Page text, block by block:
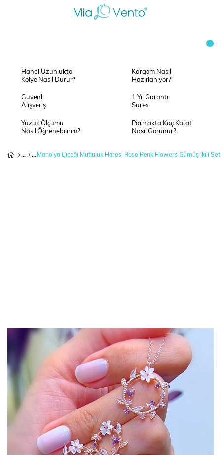
Hangi Uzunlukta
Kolye Nasıl Durur?
Kargom Nasıl
Hazırlanıyor?
Güvenli
Alışveriş
1 Yıl Garanti
Süresi
Yüzük Ölçümü
Nasıl Öğrenebilirim?
Parmakta Kaç Karat
Nasıl Görünür?
Manolya Çiçeği Mutluluk Haresi Rose Renk Flowers Gümüş İkili Set